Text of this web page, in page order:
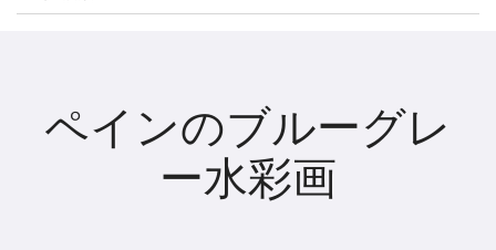
ZH
私たちについて
for:
ペインのブルーグレ
ー水彩画